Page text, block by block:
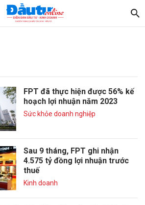
FPT đã thực hiện được 56% kế
hoạch lợi nhuận năm 2023
Sức khỏe doanh nghiệp
Sau 9 tháng, FPT ghi nhận
4.575 tỷ đồng lợi nhuận trước
thuế
Kinh doanh